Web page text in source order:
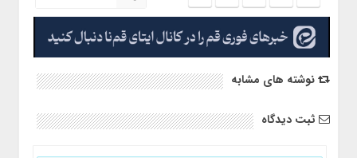
نوشته های مشابه
ثبت دیدگاه